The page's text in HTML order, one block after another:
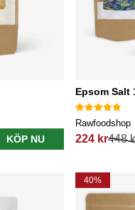
KÖP NU
Epsom Salt
Rawfoodshop
224 kr
Ordinarie
448
40%